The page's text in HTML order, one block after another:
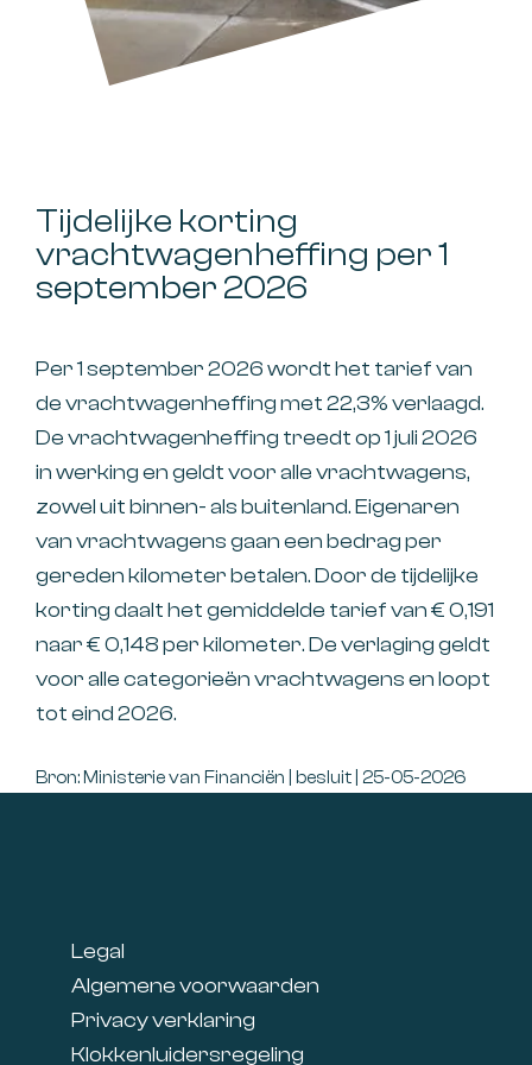
Tijdelijke korting
vrachtwagenheffing per 1
september 2026
Per 1 september 2026 wordt het tarief van
de vrachtwagenheffing met 22,3% verlaagd.
De vrachtwagenheffing treedt op 1 juli 2026
in werking en geldt voor alle vrachtwagens,
zowel uit binnen- als buitenland. Eigenaren
van vrachtwagens gaan een bedrag per
gereden kilometer betalen. Door de tijdelijke
korting daalt het gemiddelde tarief van € 0,191
naar € 0,148 per kilometer. De verlaging geldt
voor alle categorieën vrachtwagens en loopt
tot eind 2026.
Bron: Ministerie van Financiën | besluit | 25-05-2026
Legal
Algemene voorwaarden
Privacy verklaring
Klokkenluidersregeling